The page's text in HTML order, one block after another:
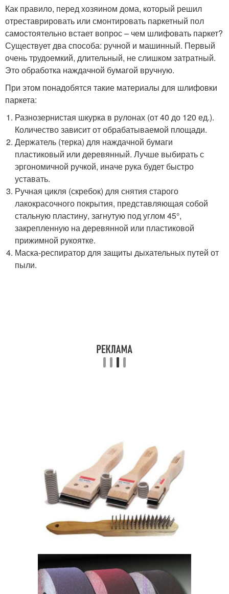
Как правило, перед хозяином дома, который решил
отреставрировать или смонтировать паркетный пол
самостоятельно встает вопрос – чем шлифовать паркет?
Существует два способа: ручной и машинный. Первый
очень трудоемкий, длительный, не слишком затратный.
Это обработка наждачной бумагой вручную.
При этом понадобятся такие материалы для шлифовки
паркета:
Разнозернистая шкурка в рулонах (от 40 до 120 ед.).
Количество зависит от обрабатываемой площади.
Держатель (терка) для наждачной бумаги
пластиковый или деревянный. Лучше выбирать с
эргономичной ручкой, иначе рука будет быстро
уставать.
Ручная цикля (скребок) для снятия старого
лакокрасочного покрытия, представляющая собой
стальную пластину, загнутую под углом 45°,
закрепленную на деревянной или пластиковой
прижимной рукоятке.
Маска-респиратор для защиты дыхательных путей от
пыли.